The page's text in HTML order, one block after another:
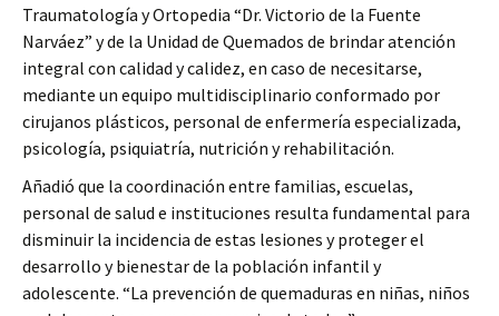
Traumatología y Ortopedia “Dr. Victorio de la Fuente
Narváez” y de la Unidad de Quemados de brindar atención
integral con calidad y calidez, en caso de necesitarse,
mediante un equipo multidisciplinario conformado por
cirujanos plásticos, personal de enfermería especializada,
psicología, psiquiatría, nutrición y rehabilitación.
Añadió que la coordinación entre familias, escuelas,
personal de salud e instituciones resulta fundamental para
disminuir la incidencia de estas lesiones y proteger el
desarrollo y bienestar de la población infantil y
adolescente. “La prevención de quemaduras en niñas, niños